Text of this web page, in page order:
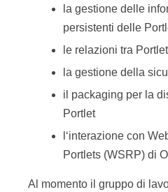
la gestione delle
persistenti delle
le relazioni tra
la gestione della
il packaging per la
Portlet
l‘interazione con
Portlets (WSRP) di
Al momento il gruppo di